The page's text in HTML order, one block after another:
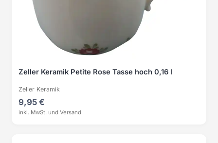
Zeller Keramik Petite Rose Tasse hoch 0,16 l
Zeller Keramik
9,95 €
inkl. MwSt. und Versand